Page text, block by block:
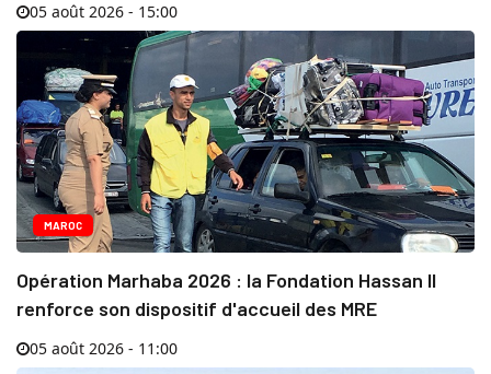
05 août 2026 - 15:00
MAROC
Opération Marhaba 2026 : la Fondation Hassan II
renforce son dispositif d'accueil des MRE
05 août 2026 - 11:00